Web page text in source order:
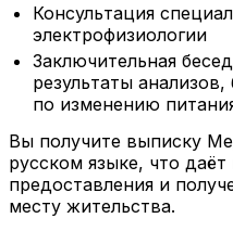
Консультация
электрофизиологии
Заключительная
результаты
по изменению
Вы получите выписку
русском языке, что
предоставления и
месту жительства.